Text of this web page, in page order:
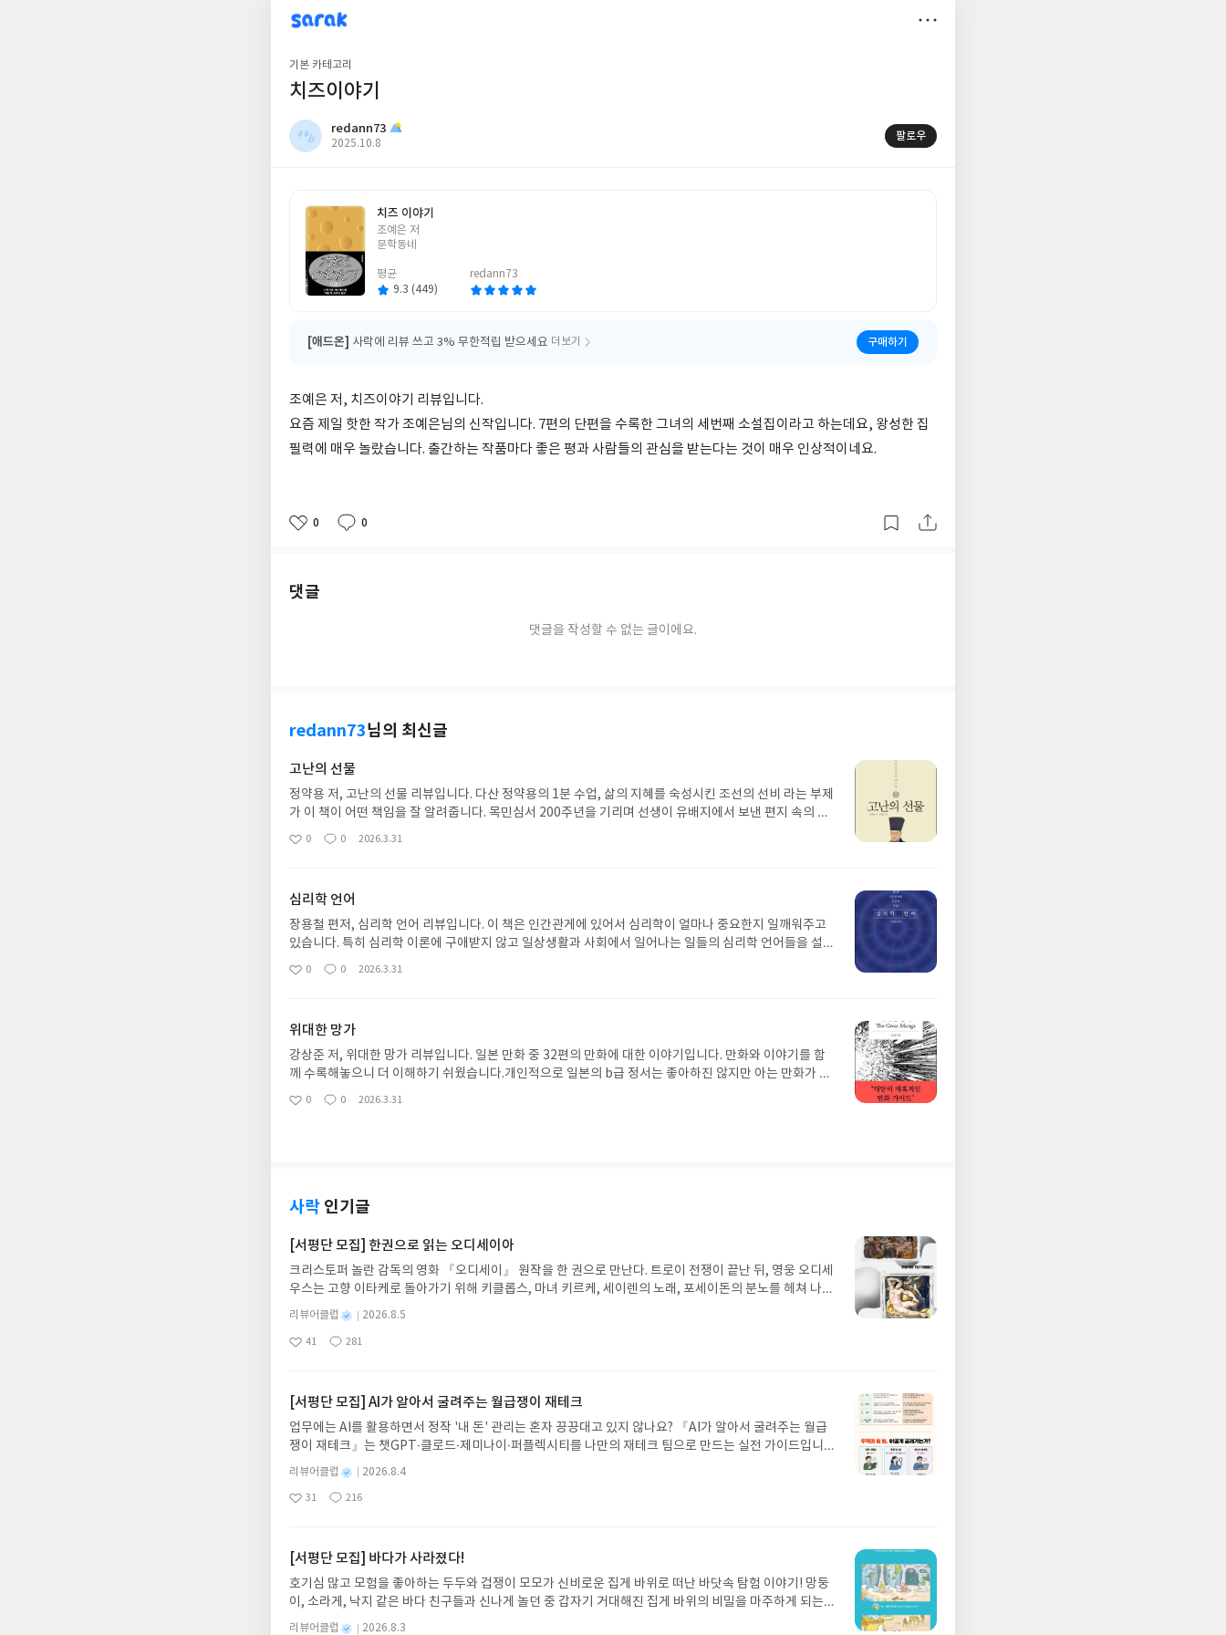
sarak
redann73
기본 카테고리
치즈이야기
redann73
작
2025.10.8
팔로우
치즈 이야기
글
쓴
조예은 저
문학동네
평균
9.3 (449)
redann73
[애드온] 사락에 리뷰 쓰고 3% 무한적립 받으세요 더보기 구매하기
조예은 저, 치즈이야기 리뷰입니다.
요즘 제일 핫한 작가 조예은님의 신작입니다. 7편의 단편을 수록한 그녀의 세번째 소설집이라고 하는데요, 왕성한 집
필력에 매우 놀랐습니다. 출간하는 작품마다 좋은 평과 사람들의 관심을 받는다는 것이 매우 인상적이네요.
좋
0
댓
0
작
댓글
댓글을 작성할 수 없는 글이에요.
redann73님의 최신글
고난의 선물
정약용 저, 고난의 선물 리뷰입니다. 다산 정약용의 1분 수업, 삶의 지혜를 숙성시킨 조선의 선비 라는 부제
가 이 책이 어떤 책임을 잘 알려줍니다. 목민심서 200주년을 기리며 선생이 유배지에서 보낸 편지 속의 지
혜로운 문장들을 담았다고 합니다.
좋
0
댓
0
작
2026.3.31
심리학 언어
장용철 편저, 심리학 언어 리뷰입니다. 이 책은 인간관게에 있어서 심리학이 얼마나 중요한지 일깨워주고
있습니다. 특히 심리학 이론에 구애받지 않고 일상생활과 사회에서 일어나는 일들의 심리학 언어들을 설명
하는데요, 상당히 흥미로웠습니다.
좋
0
댓
0
작
2026.3.31
위대한 망가
강상준 저, 위대한 망가 리뷰입니다. 일본 만화 중 32편의 만화에 대한 이야기입니다. 만화와 이야기를 함
께 수록해놓으니 더 이해하기 쉬웠습니다.개인적으로 일본의 b급 정서는 좋아하진 않지만 아는 만화가 많
아서 반가웠습니다. 잘 봤어요.
좋
0
댓
0
작
2026.3.31
사락 인기글
[서평단 모집] 한권으로 읽는 오디세이아
크리스토퍼 놀란 감독의 영화 『오디세이』 원작을 한 권으로 만난다. 트로이 전쟁이 끝난 뒤, 영웅 오디세
우스는 고향 이타케로 돌아가기 위해 키클롭스, 마녀 키르케, 세이렌의 노래, 포세이돈의 분노를 헤쳐 나간
다. 그리스 철학 전공자인 옮긴이가 호메로스의 방대한 24권 서사를 현대적이고 자연스러운 한국어로 풀
어내, 고전이 낯선 독자도 이야기의 흐름을 놓치지 않고 끝까지 읽을 수 있다. 3천 년을 이어 온 귀향과 모험
의 대서사시가 가장 읽기 편한 번역으로 새롭게 펼쳐진다.한권으로 읽는 오디세이아글쓴이호메로스 저/육
주소/연락처를 업데이트 해주세요! (선정 후 수정 불가)▶ 서평단 신청 방법 : 기대평 댓글을 작성해주세요!
글의 댓글로 신청해주세요.- 기존 YES블로그는 '사락'으로 개편되어 별도로 개설하지 않으셔도 됩니다. ▶
도서/상품 발송- 도서/상품은 최근 배송지가 아닌 회원정보상의 주소/연락처 (클릭 시 수정 가능)로 발송됩
니다.- 주소/연락처에 문제가 있을 시 선정에서 제외되거나 배송에서 누락될 수 있습니다(재발송 불가). ▶
리뷰 작성- 도서/상품을 받고 2주 이내 리뷰를 작성해주셔야 합니다. (포스트가 아닌 '리뷰'로 작성)- 기간
별
리뷰어클럽
성
2026.8.5
좋
41
댓
281
작
[서평단 모집] AI가 알아서 굴려주는 월급쟁이 재테크
업무에는 AI를 활용하면서 정작 '내 돈' 관리는 혼자 끙끙대고 있지 않나요? 『AI가 알아서 굴려주는 월급
쟁이 재테크』는 챗GPT·클로드·제미나이·퍼플렉시티를 나만의 재테크 팀으로 만드는 실전 가이드입니
다. 재무 진단부터 주식 투자, 부동산, 절세, 자산 관리 자동화 루틴까지, 코딩 없이도 프롬프트 하나로 20년
차 재무 전문가의 맞춤 조언을 받을 수 있습니다. 좋은 정보를 찾는 시대는 끝났습니다. 이제는 좋은 질문을
던지는 사람이 돈을 법니다. 경제적 자유를 앞당기고 싶은 월급쟁이라면, 이 책이 바로 그 시작입니다.AI가
주소/연락처 업데이트 : 신청 전 상품 받으실 주소/연락처를 업데이트 해주세요! (선정 후 수정 불가)▶ 서
평단 신청 방법 : 기대평 댓글을 작성해주세요! 먼저 작성한 리뷰를 올려주시면 당첨확률이 올라갑니다!! ※
신청 전, 꼭 확인해주세요!- '사락' 개설 후, 이 글의 댓글로 신청해주세요.- 기존 YES블로그는 '사락'으로
개편되어 별도로 개설하지 않으셔도 됩니다. ▶ 도서/상품 발송- 도서/상품은 최근 배송지가 아닌 회원정
보상의 주소/연락처 (클릭 시 수정 가능)로 발송됩니다.- 주소/연락처에 문제가 있을 시 선정에서 제외되거
별
리뷰어클럽
성
2026.8.4
좋
31
댓
216
작
[서평단 모집] 바다가 사라졌다!
호기심 많고 모험을 좋아하는 두두와 겁쟁이 모모가 신비로운 집게 바위로 떠난 바닷속 탐험 이야기! 망둥
이, 소라게, 낙지 같은 바다 친구들과 신나게 놀던 중 갑자기 거대해진 집게 바위의 비밀을 마주하게 되는
데, 과연 바다에 무슨 일이 벌어진 걸까요? 상상력을 자극하는 환상적인 해양 모험 동화 속으로 풍덩 빠져
별
리뷰어클럽 2026.8.3